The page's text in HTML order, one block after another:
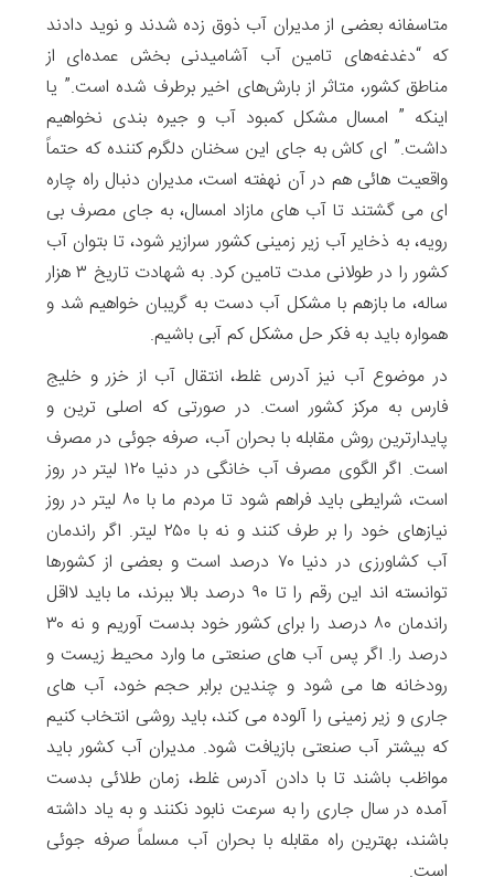
متاسفانه بعضی از مدیران آب ذوق زده شدند و نوید دادند
که “دغدغه‌های تامین آب آشامیدنی بخش عمده‌ای از
مناطق کشور، متاثر از بارش‌های اخیر برطرف شده است.” یا
اینکه ” امسال مشکل کمبود آب و جیره بندی نخواهیم
داشت.” ای کاش به جای این سخنان دلگرم کننده که حتماً
واقعیت هائی هم در آن نهفته است، مدیران دنبال راه چاره
ای می گشتند تا آب های مازاد امسال، به جای مصرف بی
رویه، به ذخایر آب زیر زمینی کشور سرازیر شود، تا بتوان آب
کشور را در طولانی مدت تامین کرد. به شهادت تاریخ ۳ هزار
ساله، ما بازهم با مشکل آب دست به گریبان خواهیم شد و
همواره باید به فکر حل مشکل کم آبی باشیم.
در موضوع آب نیز آدرس غلط، انتقال آب از خزر و خلیج
فارس به مرکز کشور است. در صورتی که اصلی ترین و
پایدارترین روش مقابله با بحران آب، صرفه جوئی در مصرف
است. اگر الگوی مصرف آب خانگی در دنیا ۱۲۰ لیتر در روز
است، شرایطی باید فراهم شود تا مردم ما با ۸۰ لیتر در روز
نیازهای خود را بر طرف کنند و نه با ۲۵۰ لیتر. اگر راندمان
آب کشاورزی در دنیا ۷۰ درصد است و بعضی از کشورها
توانسته اند این رقم را تا ۹۰ درصد بالا ببرند، ما باید لااقل
راندمان ۸۰ درصد را برای کشور خود بدست آوریم و نه ۳۰
درصد را. اگر پس آب های صنعتی ما وارد محیط زیست و
رودخانه ها می شود و چندین برابر حجم خود، آب های
جاری و زیر زمینی را آلوده می کند، باید روشی انتخاب کنیم
که بیشتر آب صنعتی بازیافت شود. مدیران آب کشور باید
مواظب باشند تا با دادن آدرس غلط، زمان طلائی بدست
آمده در سال جاری را به سرعت نابود نکنند و به یاد داشته
باشند، بهترین راه مقابله با بحران آب مسلماً صرفه جوئی
است.